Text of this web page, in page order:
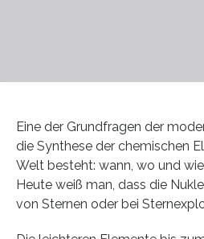
Eine der Grundfragen der
die Synthese der chemischen
Welt besteht: wann, wo und
Heute weiß man, dass die
von Sternen oder bei